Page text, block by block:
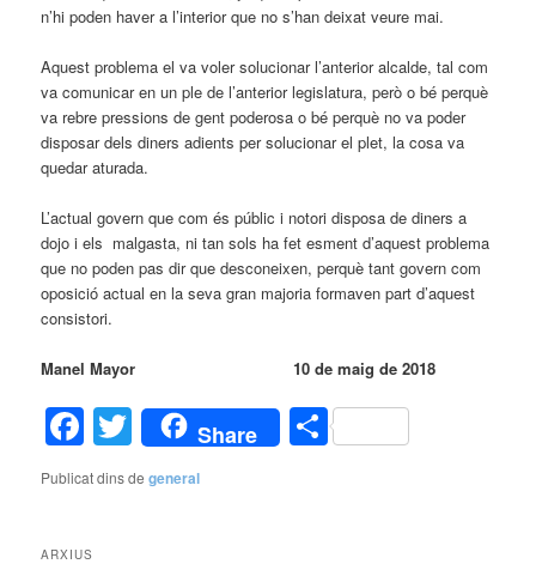
n’hi poden haver a l’interior que no s’han deixat veure mai.
Aquest problema el va voler solucionar l’anterior alcalde, tal com
va comunicar en un ple de l’anterior legislatura, però o bé perquè
va rebre pressions de gent poderosa o bé perquè no va poder
disposar dels diners adients per solucionar el plet, la cosa va
quedar aturada.
L’actual govern que com és públic i notori disposa de diners a
dojo i els malgasta, ni tan sols ha fet esment d’aquest problema
que no poden pas dir que desconeixen, perquè tant govern com
oposició actual en la seva gran majoria formaven part d’aquest
consistori.
Manel Mayor 10 de maig de 2018
Facebook
Twitter
Share Comparteix
Publicat dins de general
ARXIUS